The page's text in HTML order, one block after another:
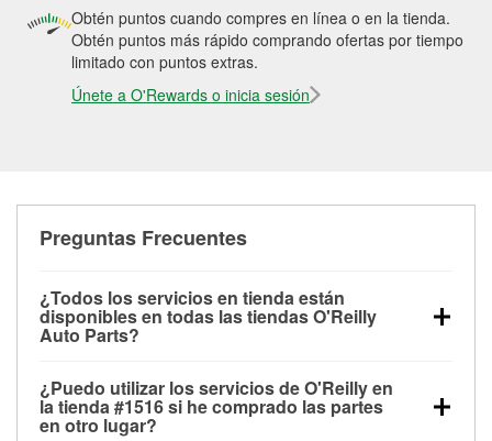
Obtén puntos cuando compres en línea o en la tienda.
Obtén puntos más rápido comprando ofertas por tiempo
limitado con puntos extras.
Únete a O'Rewards o inicia sesión
Preguntas Frecuentes
¿Todos los servicios en tienda están
disponibles en todas las tiendas O'Reilly
Auto Parts?
las pruebas de batería, pruebas de alternador y
motor de arranque, revisión de la luz “Check Engine”
¿Puedo utilizar los servicios de O'Reilly en
la tienda #1516 si he comprado las partes
en otro lugar?